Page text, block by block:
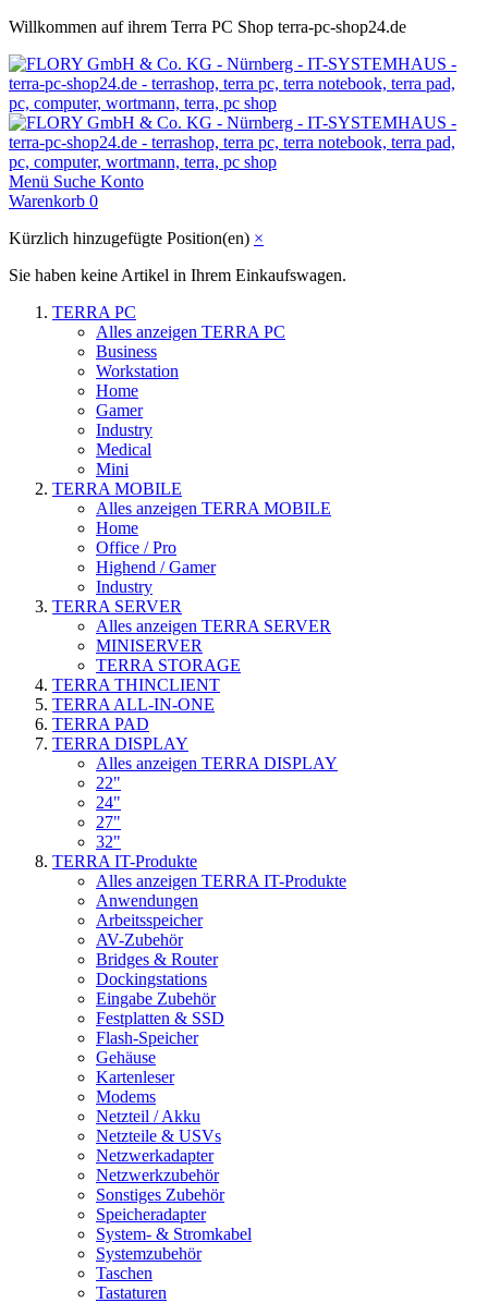
Willkommen auf ihrem Terra PC Shop terra-pc-shop24.de
Menü Suche Konto
Warenkorb 0
Kürzlich hinzugefügte Position(en) ×
Sie haben keine Artikel in Ihrem Einkaufswagen.
TERRA PC
Alles anzeigen TERRA PC
Business
Workstation
Home
Gamer
Industry
Medical
Mini
TERRA MOBILE
Alles anzeigen TERRA MOBILE
Home
Office / Pro
Highend / Gamer
Industry
TERRA SERVER
Alles anzeigen TERRA SERVER
MINISERVER
TERRA STORAGE
TERRA THINCLIENT
TERRA ALL-IN-ONE
TERRA PAD
TERRA DISPLAY
Alles anzeigen TERRA DISPLAY
22"
24"
27"
32"
TERRA IT-Produkte
Alles anzeigen TERRA IT-Produkte
Anwendungen
Arbeitsspeicher
AV-Zubehör
Bridges & Router
Dockingstations
Eingabe Zubehör
Festplatten & SSD
Flash-Speicher
Gehäuse
Kartenleser
Modems
Netzteil / Akku
Netzteile & USVs
Netzwerkadapter
Netzwerkzubehör
Sonstiges Zubehör
Speicheradapter
System- & Stromkabel
Systemzubehör
Taschen
Tastaturen